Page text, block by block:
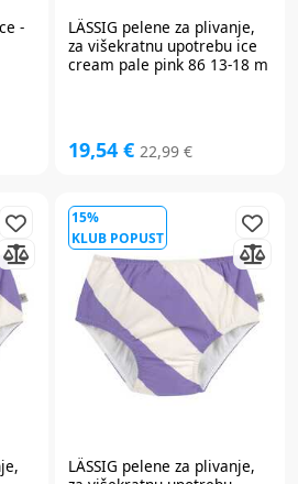
-
LÄSSIG pelene za plivanje,
za višekratnu upotrebu ice
cream pale pink 86 13-18 m
19,54 € 22,99 €
15%
KLUB POPUST
LÄSSIG pelene za plivanje,
na
newsletter
popusta